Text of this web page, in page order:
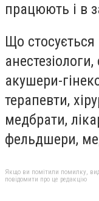
працюють і в
Що
акушери-
терапевти,
медбрати,
фельдшери,
Якщо ви помітили помилку,
повідомити про це редакцію